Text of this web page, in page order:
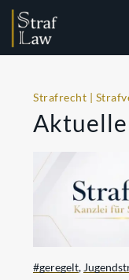
Strafrecht |
#geregelt,